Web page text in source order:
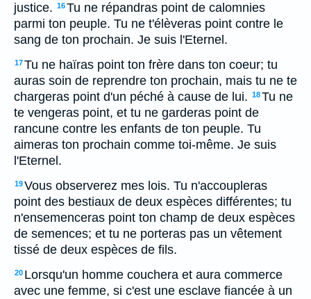
justice. 16Tu ne répandras point de calomnies
parmi ton peuple. Tu ne t'élèveras point contre le
sang de ton prochain. Je suis l'Eternel.
17Tu ne haïras point ton frère dans ton coeur; tu
auras soin de reprendre ton prochain, mais tu ne te
chargeras point d'un péché à cause de lui. 18Tu ne
te vengeras point, et tu ne garderas point de
rancune contre les enfants de ton peuple. Tu
aimeras ton prochain comme toi-même. Je suis
l'Eternel.
19Vous observerez mes lois. Tu n'accoupleras
point des bestiaux de deux espèces différentes; tu
n'ensemenceras point ton champ de deux espèces
de semences; et tu ne porteras pas un vêtement
tissé de deux espèces de fils.
20 Lorsqu'un homme couchera et aura commerce
avec une femme, si c'est une esclave fiancée à un